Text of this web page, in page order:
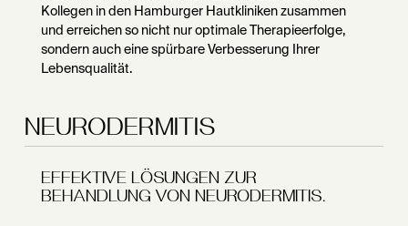
Kollegen in den Hamburger Hautkliniken zusammen
und erreichen so nicht nur optimale Therapieerfolge,
sondern auch eine spürbare Verbesserung Ihrer
Lebensqualität.
NEURODERMITIS
EFFEKTIVE LÖSUNGEN ZUR
BEHANDLUNG VON NEURODERMITIS.